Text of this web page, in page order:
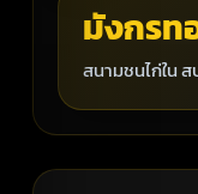
มังกรท
สนามชนไก่ใน